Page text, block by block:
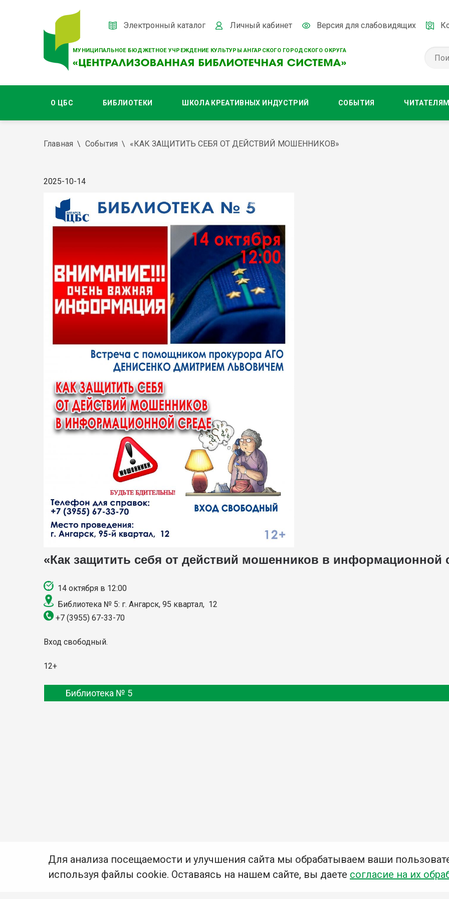
МУНИЦИПАЛЬНОЕ БЮДЖЕТНОЕ УЧРЕЖДЕНИЕ КУЛЬТУРЫ АНГАРСКОГО ГОРОДСКОГО ОКРУГА
Электронный каталог Личный кабинет Версия для слабовидящих
О ЦБС БИБЛИОТЕКИ ШКОЛА КРЕАТИВНЫХ ИНДУСТРИЙ СОБЫТИЯ ЧИТАТЕЛЯМ
Главная События «КАК ЗАЩИТИТЬ СЕБЯ ОТ ДЕЙСТВИЙ МОШЕННИКОВ»
2025-10-14
«Как защитить себя от действий мошенников в информационной
14 октября в 12:00
Библиотека № 5: г. Ангарск, 95 квартал, 12
+7 (3955) 67-33-70
Вход свободный.
12+
Библиотека № 5
Для анализа посещаемости и улучшения сайта мы обрабатываем ваши
используя файлы cookie. Оставаясь на нашем сайте, вы даете согласие на их